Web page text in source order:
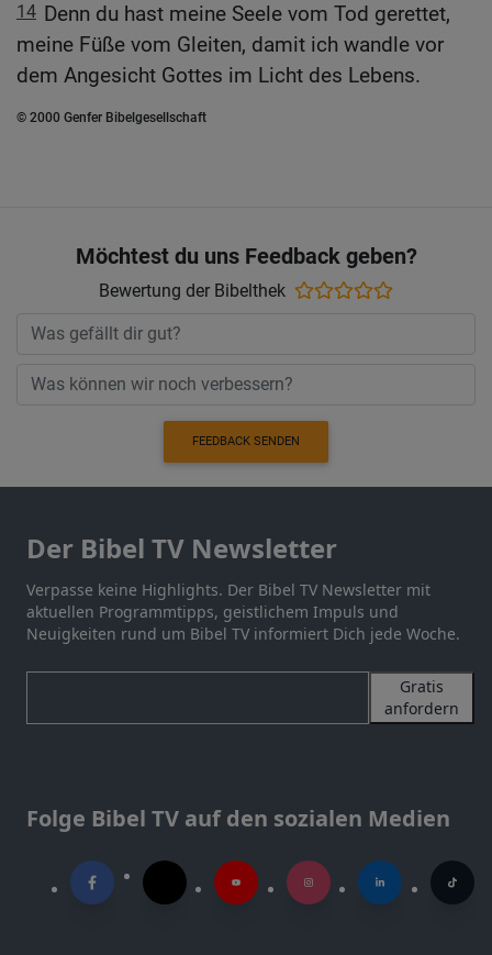
14 Denn du hast meine Seele vom Tod gerettet,
meine Füße vom Gleiten, damit ich wandle vor
dem Angesicht Gottes im Licht des Lebens.
© 2000 Genfer Bibelgesellschaft
Möchtest du uns Feedback geben?
Bewertung der Bibelthek
FEEDBACK SENDEN
Der Bibel TV Newsletter
Verpasse keine Highlights. Der Bibel TV Newsletter mit
aktuellen Programmtipps, geistlichem Impuls und
Neuigkeiten rund um Bibel TV informiert Dich jede Woche.
Gratis
anfordern
Folge Bibel TV auf den sozialen Medien